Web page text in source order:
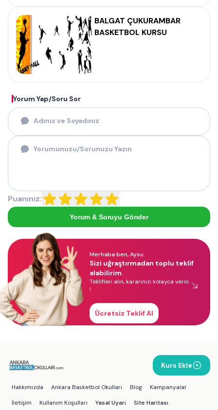
BALGAT ÇUKURAMBAR
BASKETBOL KURSU
Yorum Yap/Soru Sor
Puanınız:
Yorum & Soruyu Gönder
Merhaba ben, Aysu.
Sizi uğraştırmadan toplu teklif
alabilirim.
Teklifleri alın, kararınızı kolayca verin
!
Ücretsiz Teklif Al
Kurs Ekle
Hakkımızda Ankara Basketbol Okulları Blog
Kampanyalar
İletişim
Kullanım Koşulları Yasal Uyarı Site Haritası